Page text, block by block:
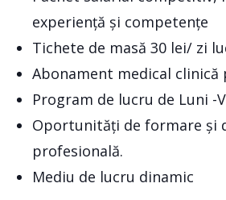
experiență și competențe
Tichete de masă 30 lei/ zi
Abonament medical clinică
Program de lucru de Luni -
Oportunități de formare și
profesională.
Mediu de lucru dinamic